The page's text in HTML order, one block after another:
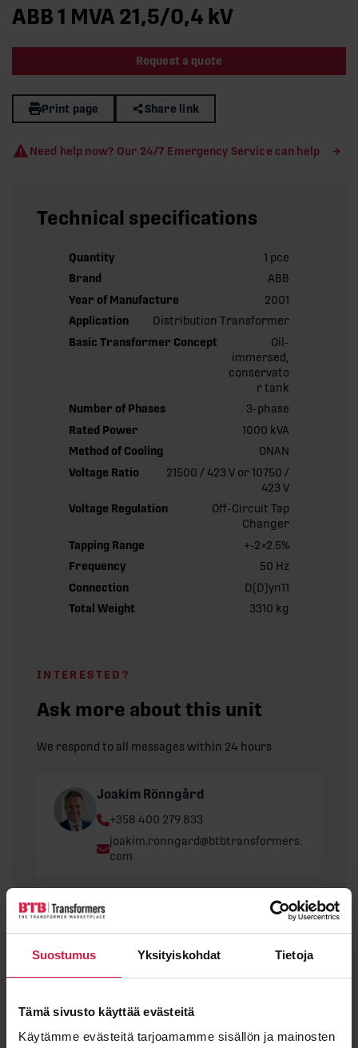
Suostumus Yksityiskohdat Tietoja
Tämä sivusto käyttää evästeitä
Käytämme evästeitä tarjoamamme sisällön ja mainosten
ABB 1 MVA 21,5/0,4 kV
Request a quote
Print page Share link
Need help now? Our 24/7 Emergency Service can help
Technical specifications
Quantity
1 pce
Brand
ABB
Year of Manufacture
2001
Application
Distribution Transformer
Basic Transformer Concept
Oil-
immersed,
conservato
r tank
Number of Phases
3-phase
Rated Power
1000 kVA
Method of Cooling
ONAN
Voltage Ratio
21500 / 423 V or 10750 /
423 V
Voltage Regulation
Off-Circuit Tap
Changer
Tapping Range
+-2×2.5%
Frequency
50 Hz
Connection
D(D)yn11
Total Weight
3310 kg
INTERESTED?
Ask more about this unit
We respond to all messages within 24 hours
Joakim Rönngård
Phone:
+358 400 279 833
Email:
joakim.ronngard@btbtransformers.
com
"*" indicates required fields
First name